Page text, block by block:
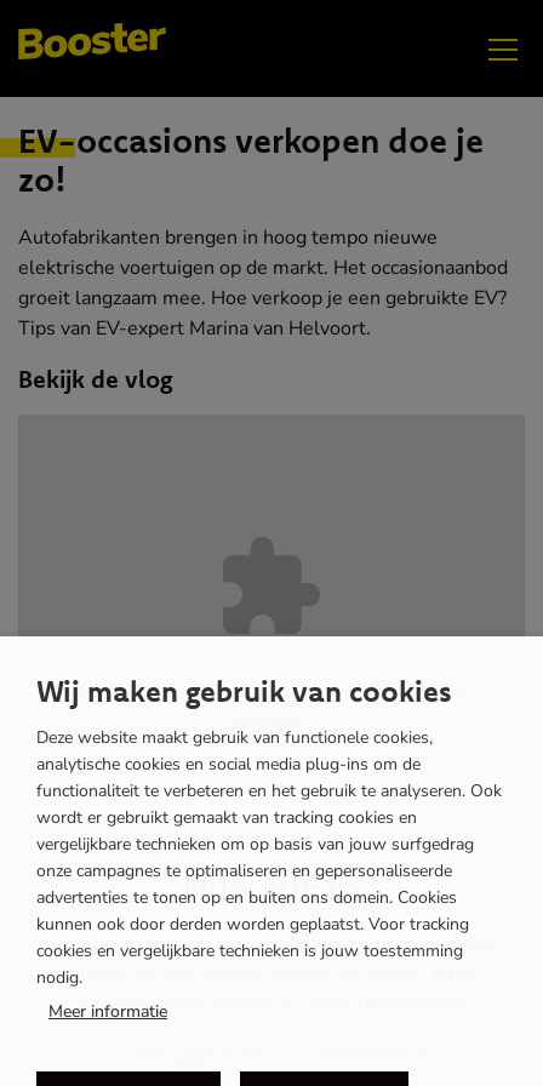
Werk- privébalans
NOVEMBER
Vrouwen vlammen in techniek
EV-occasions verkopen doe je
zo!
Autofabrikanten brengen in hoog tempo nieuwe
elektrische voertuigen op de markt. Het occasionaanbod
groeit langzaam mee. Hoe verkoop je een gebruikte EV?
Tips van EV-expert Marina van Helvoort.
Bekijk de vlog
AccepteerMarketingcookies om de inhoud te
MIS NIETS
Schrijf je in voor de OOMT nieuwsbrief en blijf op de
hoogte van het laatste nieuws van OOMT en de
ontwikkelingen binnen de mobiliteitsbranche.
Wij maken gebruik van cookies
Deze website maakt gebruik van functionele cookies,
analytische cookies en social media plug-ins om de
functionaliteit te verbeteren en het gebruik te analyseren. Ook
wordt er gebruikt gemaakt van tracking cookies en
vergelijkbare technieken om op basis van jouw surfgedrag
onze campagnes te optimaliseren en gepersonaliseerde
advertenties te tonen op en buiten ons domein. Cookies
kunnen ook door derden worden geplaatst. Voor tracking
cookies en vergelijkbare technieken is jouw toestemming
nodig.
Meer informatie